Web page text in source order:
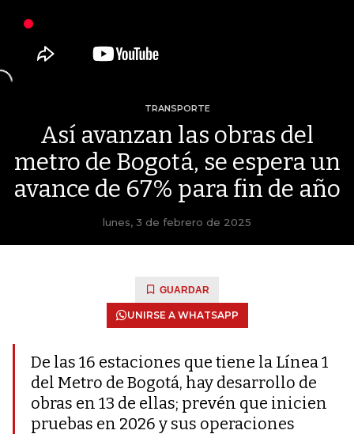
TRANSPORTE
Así avanzan las obras del
metro de Bogotá, se espera un
avance de 67% para fin de año
lunes, 3 de febrero de 2025
GUARDAR
UNIRSE A WHATSAPP
De las 16 estaciones que tiene la Línea 1
del Metro de Bogotá, hay desarrollo de
obras en 13 de ellas; prevén que inicien
pruebas en 2026 y sus operaciones